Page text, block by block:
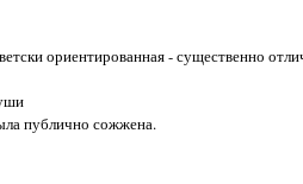
ориентированная - существенно
публично сожжена.